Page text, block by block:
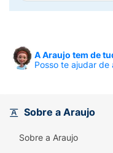
A Araujo tem de
Posso te ajudar de
Sobre a Araujo
Sobre a Araujo